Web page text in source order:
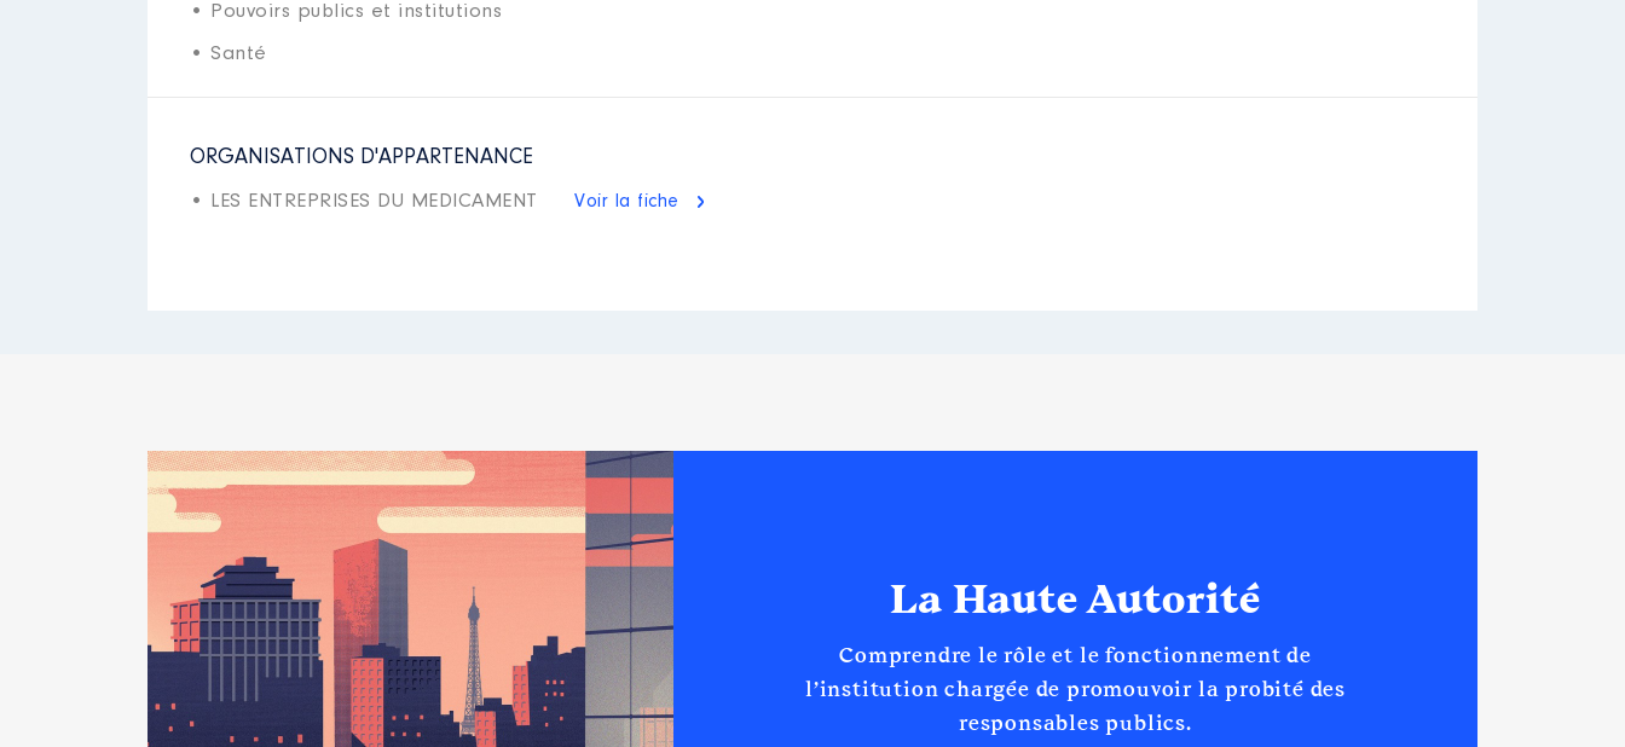
• Pouvoirs publics et institutions
• Santé
ORGANISATIONS D'APPARTENANCE
• LES ENTREPRISES DU MEDICAMENT Voir la fiche
La Haute Autorité
Comprendre le rôle et le fonctionnement de
l’institution chargée de promouvoir la probité des
responsables publics.